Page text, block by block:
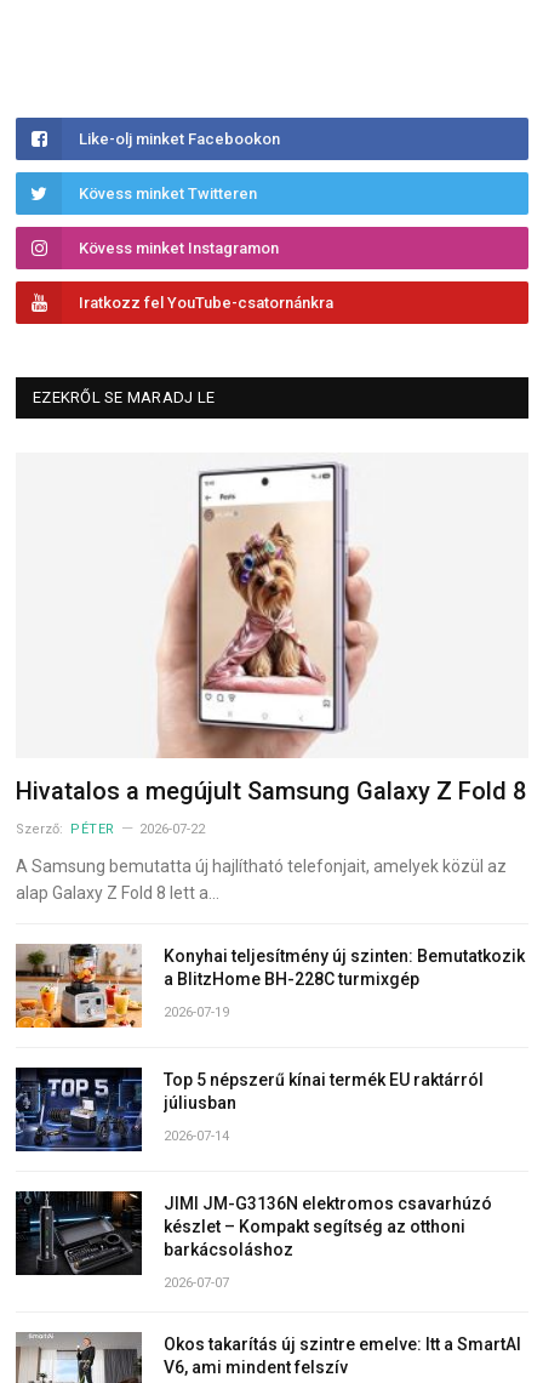
Like-olj minket Facebookon
Kövess minket Twitteren
Kövess minket Instagramon
Iratkozz fel YouTube-csatornánkra
EZEKRŐL SE MARADJ LE
Hivatalos a megújult Samsung Galaxy Z Fold 8
Szerző: PÉTER 2026-07-22
A Samsung bemutatta új hajlítható telefonjait, amelyek közül az
alap Galaxy Z Fold 8 lett a…
Konyhai teljesítmény új szinten: Bemutatkozik
a BlitzHome BH-228C turmixgép
2026-07-19
Top 5 népszerű kínai termék EU raktárról
júliusban
2026-07-14
JIMI JM-G3136N elektromos csavarhúzó
készlet – Kompakt segítség az otthoni
barkácsoláshoz
2026-07-07
Okos takarítás új szintre emelve: Itt a SmartAI
V6, ami mindent felszív